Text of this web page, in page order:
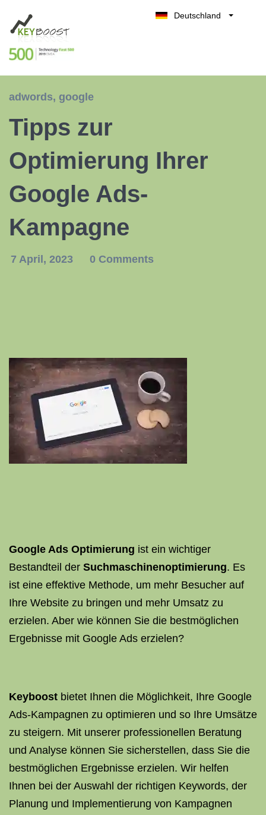
Deutschland
adwords, google
Tipps zur
Optimierung Ihrer
Google Ads-
Kampagne
7 April, 2023 0 Comments
Google Ads Optimierung ist ein wichtiger
Bestandteil der Suchmaschinenoptimierung. Es
ist eine effektive Methode, um mehr Besucher auf
Ihre Website zu bringen und mehr Umsatz zu
erzielen. Aber wie können Sie die bestmöglichen
Ergebnisse mit Google Ads erzielen?
Keyboost bietet Ihnen die Möglichkeit, Ihre Google
Ads-Kampagnen zu optimieren und so Ihre Umsätze
zu steigern. Mit unserer professionellen Beratung
und Analyse können Sie sicherstellen, dass Sie die
bestmöglichen Ergebnisse erzielen. Wir helfen
Ihnen bei der Auswahl der richtigen Keywords, der
Planung und Implementierung von Kampagnen